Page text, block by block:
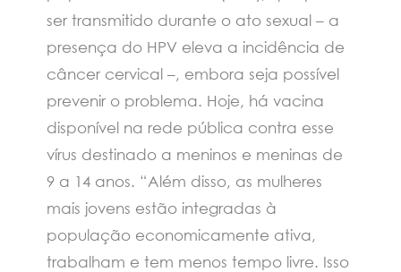
ser transmitido durante o ato sexual – a
presença do HPV eleva a incidência de
câncer cervical –, embora seja possível
prevenir o problema. Hoje, há vacina
disponível na rede pública contra esse
vírus destinado a meninos e meninas de
9 a 14 anos. “Além disso, as mulheres
mais jovens estão integradas à
população economicamente ativa,
trabalham e tem menos tempo livre. Isso